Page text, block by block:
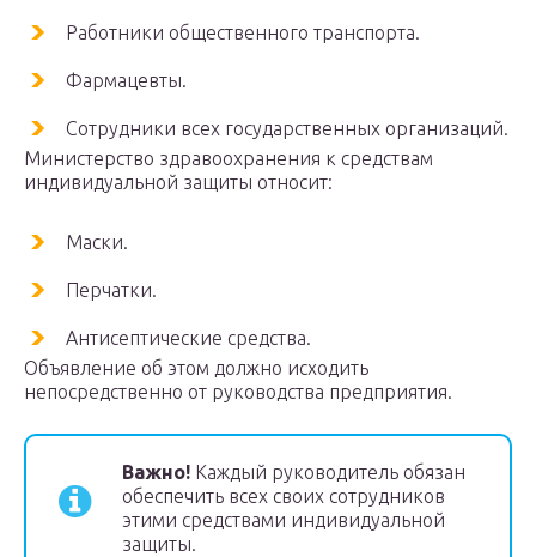
Работники общественного транспорта.
Фармацевты.
Сотрудники всех государственных организаций.
Министерство здравоохранения к средствам
индивидуальной защиты относит:
Маски.
Перчатки.
Антисептические средства.
Объявление об этом должно исходить
непосредственно от руководства предприятия.
Важно! Каждый руководитель обязан
обеспечить всех своих сотрудников
этими средствами индивидуальной
защиты.